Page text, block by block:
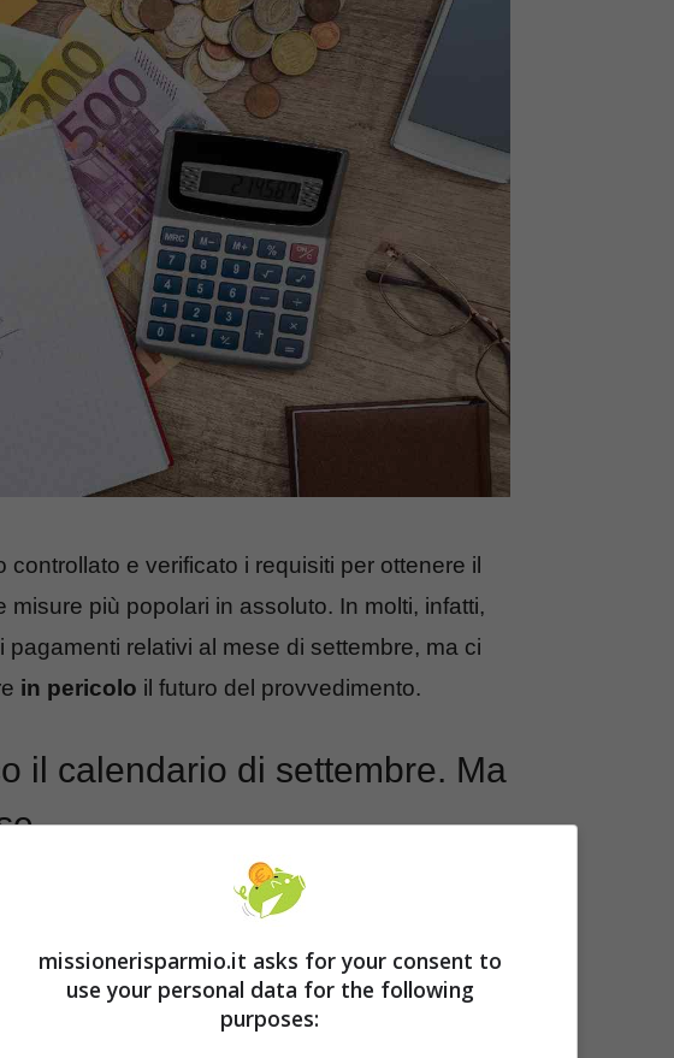
e verificato i requisiti per ottenere il
misure più popolari in assoluto. In molti, infatti,
pagamenti relativi al mese di settembre, ma ci
in pericolo il futuro del provvedimento.
il calendario di settembre. Ma
del pagamentodel Reddito di
e risultano averne diritto. Si tratta di
settembre, riceveranno sulla classica card
missionerisparmio.it asks for your consent to
use your personal data for the following
purposes: